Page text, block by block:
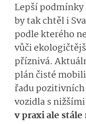
Lepší
by tak chtěl i
podle kterého
vůči
příznivá.
plán čisté
řadu
vozidla s
v praxi ale